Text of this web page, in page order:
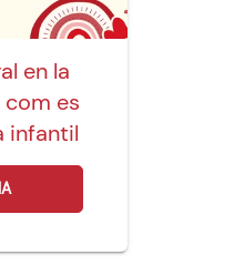
en la
com es
infantil